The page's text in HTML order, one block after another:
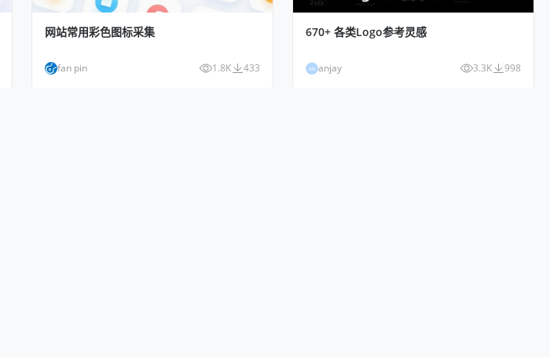
网站常用彩色图标采集
fan pin 1.8K 433
670+ 各类Logo参考灵感
AN anjay 3.3K 998